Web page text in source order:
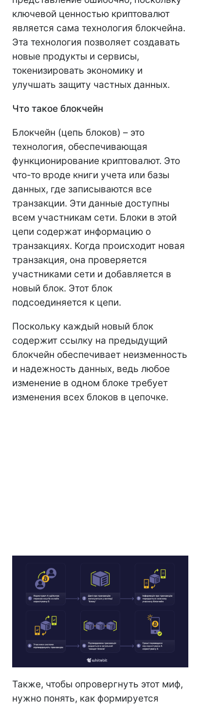
ключевой ценностью криптовалют
является сама технология блокчейна.
Эта технология позволяет создавать
новые продукты и сервисы,
токенизировать экономику и
улучшать защиту частных данных.
Что такое блокчейн
Блокчейн (цепь блоков) – это
технология, обеспечивающая
функционирование криптовалют. Это
что-то вроде книги учета или базы
данных, где записываются все
транзакции. Эти данные доступны
всем участникам сети. Блоки в этой
цепи содержат информацию о
транзакциях. Когда происходит новая
транзакция, она проверяется
участниками сети и добавляется в
новый блок. Этот блок
подсоединяется к цепи.
Поскольку каждый новый блок
содержит ссылку на предыдущий
блокчейн обеспечивает неизменность
и надежность данных, ведь любое
изменение в одном блоке требует
изменения всех блоков в цепочке.
Также, чтобы опровергнуть этот миф,
нужно понять, как формируется